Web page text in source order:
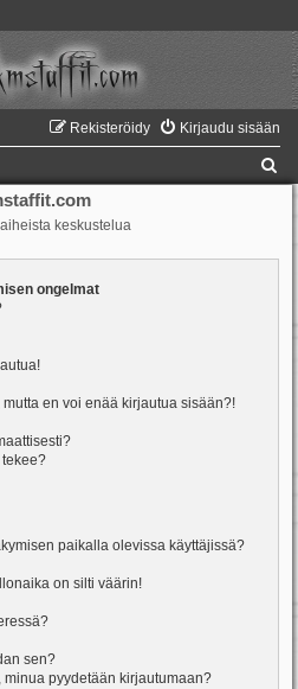
Kirjaudu sisään
Rekisteröidy
keskustelua
ongelmat
en voi enää kirjautua sisään?!
tekee?
paikalla olevissa käyttäjissä?
on silti väärin!
sen?
pyydetään kirjautumaan?